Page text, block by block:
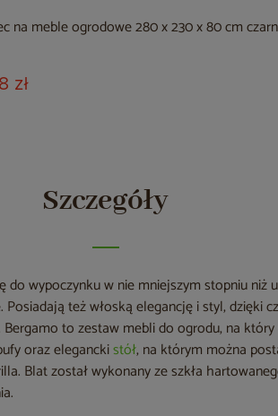
na meble ogrodowe 280 x 230 x 80 cm
zł
Szczegóły
do wypoczynku w nie mniejszym stopniu niż
też włoską elegancję i styl, dzięki
to zestaw mebli do ogrodu, na
oraz eleganckistół, na którym można
Blat został wykonany ze szkła